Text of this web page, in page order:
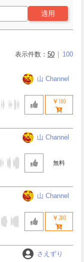
適用
表示件数： 50 100
山 Channel
￥100
山 Channel
無料
山 Channel
￥200
さえずり